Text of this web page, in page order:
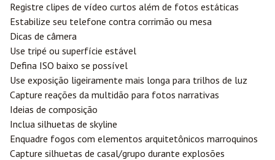
Registre clipes de vídeo curtos além de fotos estáticas
Estabilize seu telefone contra corrimão ou mesa
Dicas de câmera
Use tripé ou superfície estável
Defina ISO baixo se possível
Use exposição ligeiramente mais longa para trilhos de luz
Capture reações da multidão para fotos narrativas
Ideias de composição
Inclua silhuetas de skyline
Enquadre fogos com elementos arquitetônicos marroquinos
Capture silhuetas de casal/grupo durante explosões